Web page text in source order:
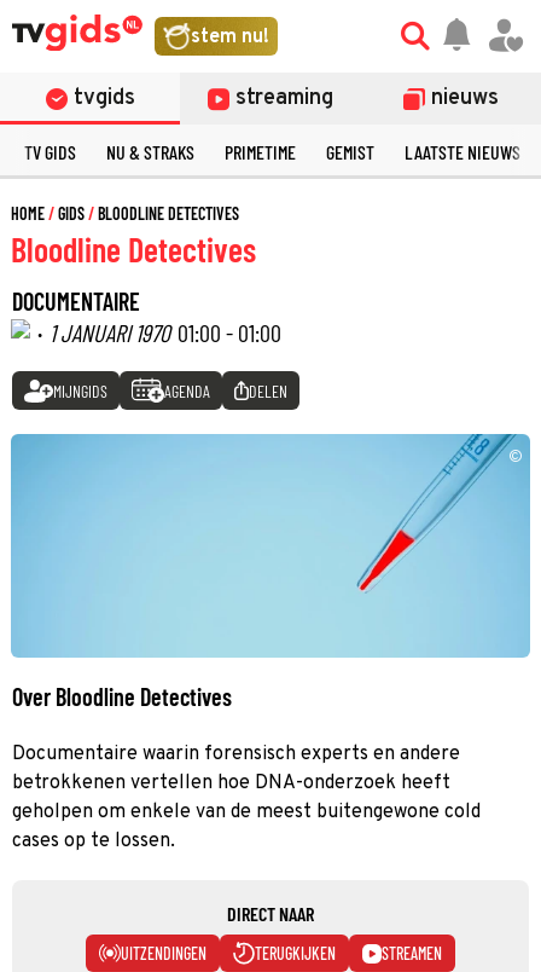
stem nu!
tvgids streaming nieuws
TV GIDS NU & STRAKS PRIMETIME GEMIST LAATSTE NIEUWS
HOME GIDS BLOODLINE DETECTIVES
Bloodline Detectives
DOCUMENTAIRE
· 1 JANUARI 1970 01:00 - 01:00
MIJNGIDS AGENDA DELEN
©
Over Bloodline Detectives
Documentaire waarin forensisch experts en andere
betrokkenen vertellen hoe DNA-onderzoek heeft
geholpen om enkele van de meest buitengewone cold
cases op te lossen.
DIRECT NAAR
UITZENDINGEN TERUGKIJKEN STREAMEN